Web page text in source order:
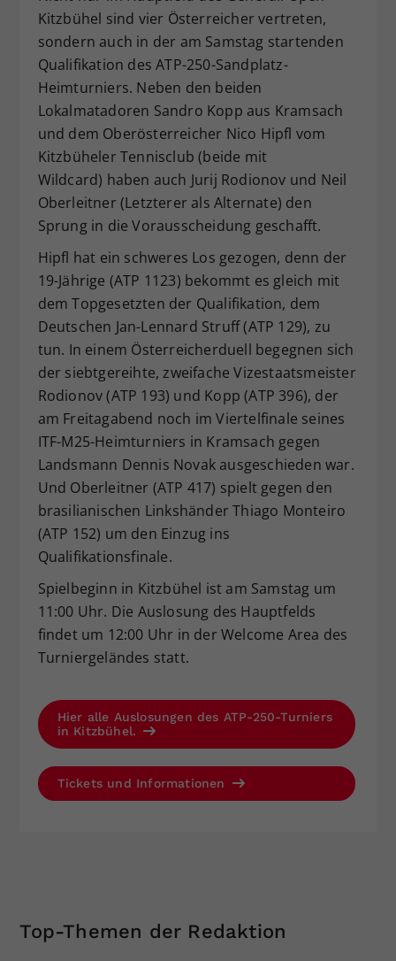
Kitzbühel sind vier Österreicher vertreten,
sondern auch in der am Samstag startenden
Qualifikation des ATP-250-Sandplatz-
Heimturniers. Neben den beiden
Lokalmatadoren Sandro Kopp aus Kramsach
und dem Oberösterreicher Nico Hipfl vom
Kitzbüheler Tennisclub (beide mit
Wildcard) haben auch Jurij Rodionov und Neil
Oberleitner (Letzterer als Alternate) den
Sprung in die Vorausscheidung geschafft.
Hipfl hat ein schweres Los gezogen, denn der
19-Jährige (ATP 1123) bekommt es gleich mit
dem Topgesetzten der Qualifikation, dem
Deutschen Jan-Lennard Struff (ATP 129), zu
tun. In einem Österreicherduell begegnen sich
der siebtgereihte, zweifache Vizestaatsmeister
Rodionov (ATP 193) und Kopp (ATP 396), der
am Freitagabend noch im Viertelfinale seines
ITF-M25-Heimturniers in Kramsach gegen
Landsmann Dennis Novak ausgeschieden war.
Und Oberleitner (ATP 417) spielt gegen den
brasilianischen Linkshänder Thiago Monteiro
(ATP 152) um den Einzug ins
Qualifikationsfinale.
Spielbeginn in Kitzbühel ist am Samstag um
11:00 Uhr. Die Auslosung des Hauptfelds
findet um 12:00 Uhr in der Welcome Area des
Turniergeländes statt.
Hier alle Auslosungen des ATP-250-Turniers
in Kitzbühel.
Tickets und Informationen
Top-Themen der Redaktion
Zweck
Dieser Wert speichert Ihre Consent-
Einstellungen. Unter anderem eine
zufällig generierte ID, für die
historische Speicherung Ihrer
Webseiten-Betreiber dies eingestellt
hat.